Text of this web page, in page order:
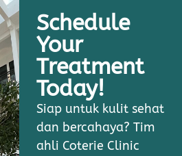
Schedule
Your
Treatment
Today!
Siap untuk kulit sehat
dan bercahaya? Tim
ahli Coterie Clinic